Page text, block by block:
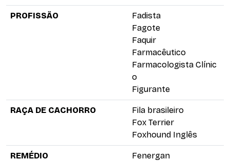
PROFISSÃO
Fadista
Fagote
Faquir
Farmacêutico
Farmacologista Clínic
o
Figurante
RAÇA DE CACHORRO
Fila brasileiro
Fox Terrier
Foxhound Inglês
REMÉDIO
Fenergan